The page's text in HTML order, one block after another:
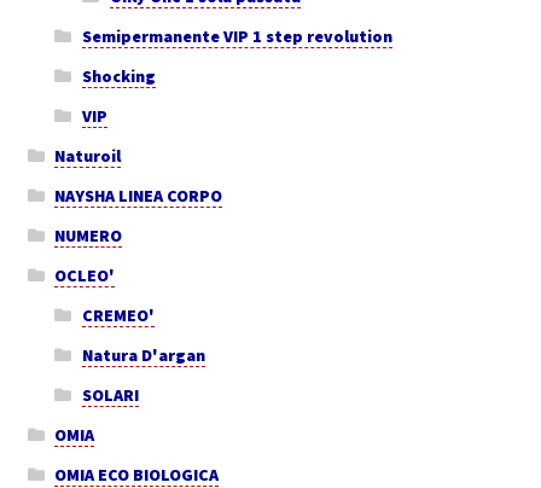
Semipermanente VIP 1 step revolution
Shocking
VIP
Naturoil
NAYSHA LINEA CORPO
NUMERO
OCLEO'
CREMEO'
Natura D'argan
SOLARI
OMIA
OMIA ECO BIOLOGICA